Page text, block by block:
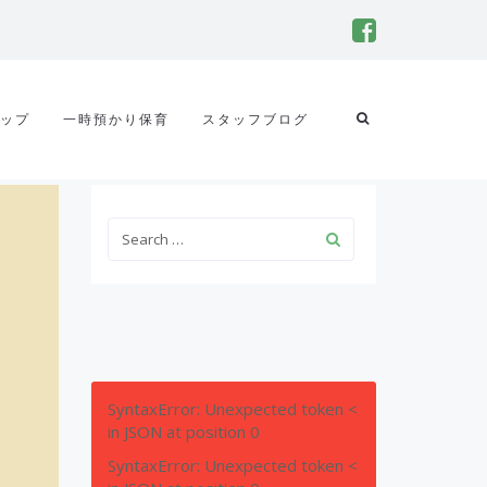
プ 一時預かり保育 スタッフブログ
SyntaxError: Unexpected token <
in JSON at position 0
SyntaxError: Unexpected token <